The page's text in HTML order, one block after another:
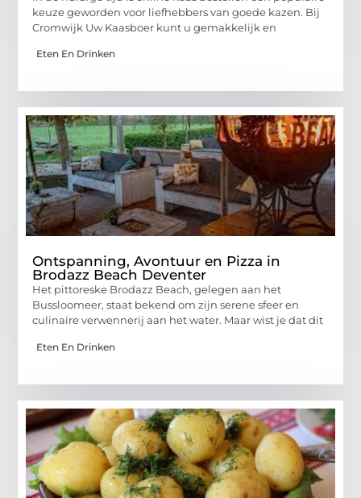
keuze geworden voor liefhebbers van goede kazen. Bij
Cromwijk Uw Kaasboer kunt u gemakkelijk en
Eten En Drinken
Ontspanning, Avontuur en Pizza in
Brodazz Beach Deventer
Het pittoreske Brodazz Beach, gelegen aan het
Bussloomeer, staat bekend om zijn serene sfeer en
culinaire verwennerij aan het water. Maar wist je dat dit
Eten En Drinken